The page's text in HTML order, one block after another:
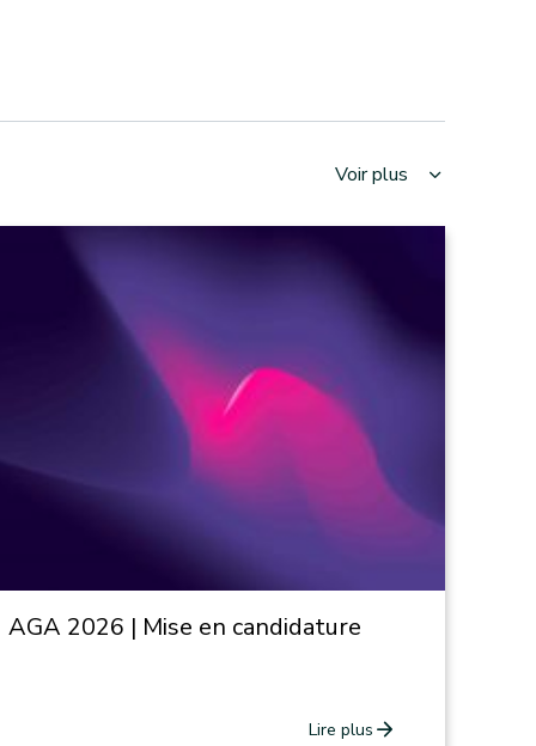
Voir plus
AGA 2026 | Mise en candidature
Lire plus arrow_forward